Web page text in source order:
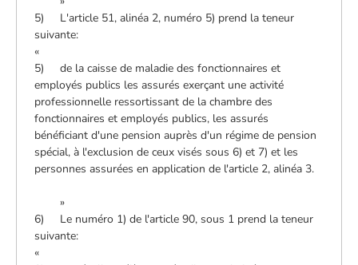
5) L'article 51, alinéa 2, numéro 5) prend la teneur
suivante:
«
5) de la caisse de maladie des fonctionnaires et
employés publics les assurés exerçant une activité
professionnelle ressortissant de la chambre des
fonctionnaires et employés publics, les assurés
bénéficiant d'une pension auprès d'un régime de pension
spécial, à l'exclusion de ceux visés sous 6) et 7) et les
personnes assurées en application de l'article 2, alinéa 3.
»
6) Le numéro 1) de l'article 90, sous 1 prend la teneur
suivante:
«